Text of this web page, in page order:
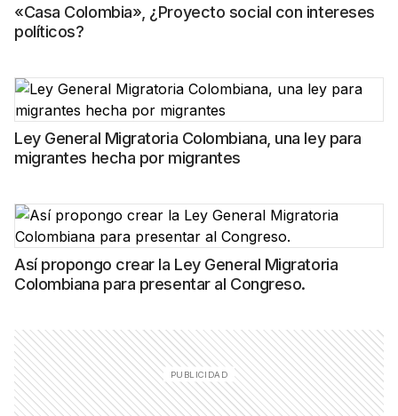
«Casa Colombia», ¿Proyecto social con intereses
políticos?
Ley General Migratoria Colombiana, una ley para
migrantes hecha por migrantes
Así propongo crear la Ley General Migratoria
Colombiana para presentar al Congreso.